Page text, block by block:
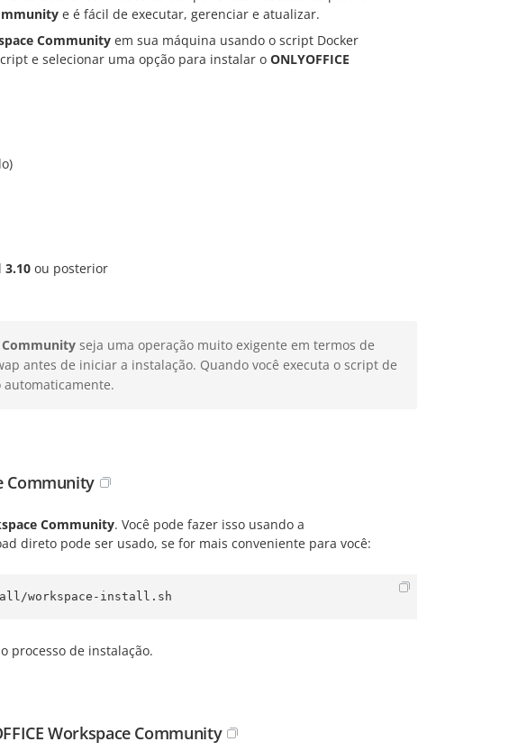
e é fácil de executar, gerenciar e atualizar.
Community em sua máquina usando o script Docker
e selecionar uma opção para instalar o ONLYOFFICE
3.10 ou posterior
Community seja uma operação muito exigente em termos de
antes de iniciar a instalação. Quando você executa o script de
automaticamente.
Community
Community. Você pode fazer isso usando a
direto pode ser usado, se for mais conveniente para você:
workspace-install.sh
processo de instalação.
Workspace Community